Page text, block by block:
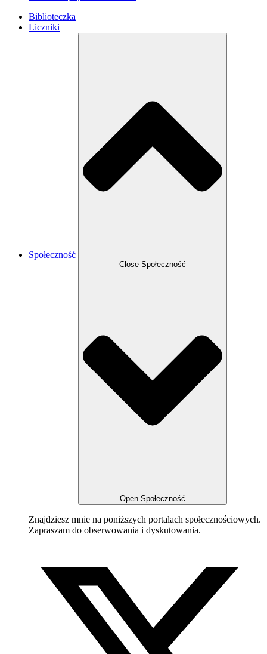
Biblioteczka
Liczniki
Społeczność
Close Społeczność
Open Społeczność
Znajdziesz mnie na poniższych portalach społecznościowych.
Zapraszam do obserwowania i dyskutowania.